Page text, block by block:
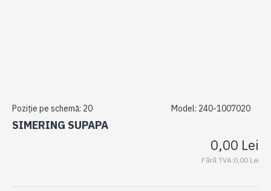
Poziție pe schemă: 20 Model: 240-1007020
SIMERING SUPAPA
0,00 Lei
Fără TVA:0,00 Lei